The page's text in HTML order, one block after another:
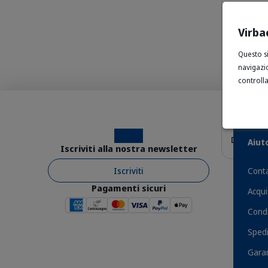
Gatti
Da 0,25 €
Vantaggi
Iscriviti alla nostra newsletter
Iscriviti
Pagamenti sicuri
Questo